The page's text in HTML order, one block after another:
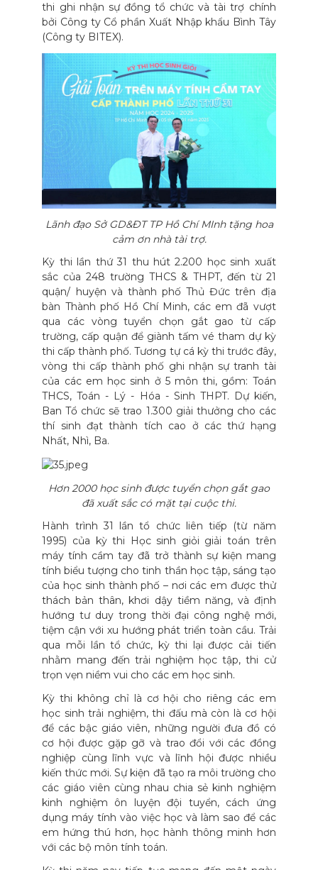
thi ghi nhận sự đồng tổ chức và tài trợ chính
bởi Công ty Cổ phần Xuất Nhập khẩu Bình Tây
(Công ty BITEX).
Lãnh đạo Sở GD&ĐT TP Hồ Chí MInh tặng hoa
cảm ơn nhà tài trợ.
Kỳ thi lần thứ 31 thu hút 2.200 học sinh xuất
sắc của 248 trường THCS & THPT, đến từ 21
quận/ huyện và thành phố Thủ Đức trên địa
bàn Thành phố Hồ Chí Minh, các em đã vượt
qua các vòng tuyển chọn gắt gao từ cấp
trường, cấp quận để giành tấm vé tham dự kỳ
thi cấp thành phố. Tương tự cá kỳ thi trước đây,
vòng thi cấp thành phố ghi nhận sự tranh tài
của các em học sinh ở 5 môn thi, gồm: Toán
THCS, Toán - Lý - Hóa - Sinh THPT. Dự kiến,
Ban Tổ chức sẽ trao 1.300 giải thưởng cho các
thí sinh đạt thành tích cao ở các thứ hạng
Nhất, Nhì, Ba.
Hơn 2000 học sinh được tuyển chọn gắt gao
đã xuất sắc có mặt tại cuộc thi.
Hành trình 31 lần tổ chức liên tiếp (từ năm
1995) của kỳ thi Học sinh giỏi giải toán trên
máy tính cầm tay đã trở thành sự kiện mang
tính biểu tượng cho tinh thần học tập, sáng tạo
của học sinh thành phố – nơi các em được thử
thách bản thân, khơi dậy tiềm năng, và định
hướng tư duy trong thời đại công nghệ mới,
tiệm cận với xu hướng phát triển toàn cầu. Trải
qua mỗi lần tổ chức, kỳ thi lại được cải tiến
nhằm mang đến trải nghiệm học tập, thi cử
trọn vẹn niềm vui cho các em học sinh.
Kỳ thi không chỉ là cơ hội cho riêng các em
học sinh trải nghiệm, thi đấu mà còn là cơ hội
để các bậc giáo viên, những người đưa đồ có
cơ hội được gặp gỡ và trao đổi với các đồng
nghiệp cùng lĩnh vực và lĩnh hội được nhiều
kiến thức mới. Sự kiện đã tạo ra môi trường cho
các giáo viên cùng nhau chia sẻ kinh nghiệm
kinh nghiệm ôn luyện đội tuyển, cách ứng
dụng máy tính vào việc học và làm sao để các
em hứng thú hơn, học hành thông minh hơn
với các bộ môn tính toán.